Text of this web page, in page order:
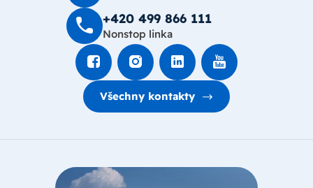
+420 499 8­66 111
Nonstop linka
Všechny kontakty